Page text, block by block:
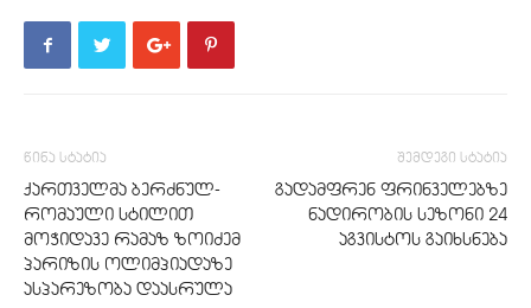
წინა სტატია
ქართველმა ბერძნულ-
რომაული სტილით
მოჭიდავე რამაზ ზოიძემ
პარიზის ოლიმპიადაზე
ასპარეზობა დაასრულა
შემდეგი სტატია
გადამფრენ ფრინველებზე
ნადირობის სეზონი 24
აგვისტოს გაიხსნება